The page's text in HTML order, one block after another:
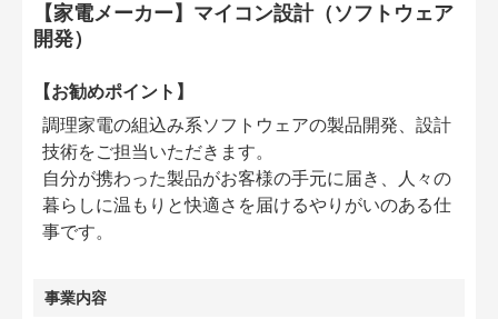
【家電メーカー】マイコン設計（ソフトウェア
開発）
【お勧めポイント】
調理家電の組込み系ソフトウェアの製品開発、設計
技術をご担当いただきます。
自分が携わった製品がお客様の手元に届き、人々の
暮らしに温もりと快適さを届けるやりがいのある仕
事です。
事業内容